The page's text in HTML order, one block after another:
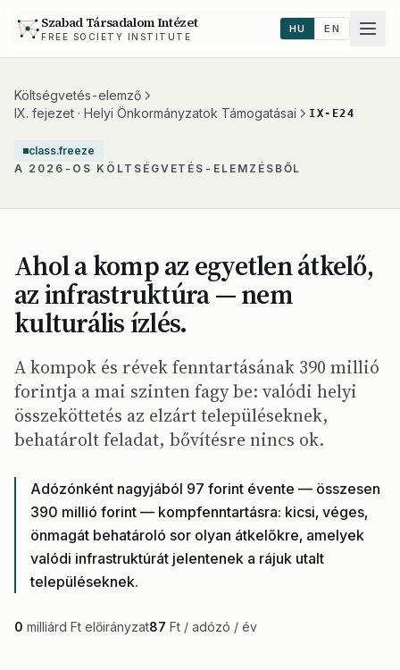
Szabad Társadalom Intézet
FREE SOCIETY INSTITUTE
HU EN
Költségvetés-elemző
IX. fejezet · Helyi Önkormányzatok Támogatásai
IX-E24
class.freeze
A 2026-OS KÖLTSÉGVETÉS-ELEMZÉSBŐL
Ahol a komp az egyetlen átkelő,
az infrastruktúra — nem
kulturális ízlés.
A kompok és révek fenntartásának 390 millió
forintja a mai szinten fagy be: valódi helyi
összeköttetés az elzárt településeknek,
behatárolt feladat, bővítésre nincs ok.
Adózónként nagyjából 97 forint évente — összesen
390 millió forint — kompfenntartásra: kicsi, véges,
önmagát behatároló sor olyan átkelőkre, amelyek
valódi infrastruktúrát jelentenek a rájuk utalt
településeknek.
0 milliárd Ft előirányzat87 Ft / adózó / év